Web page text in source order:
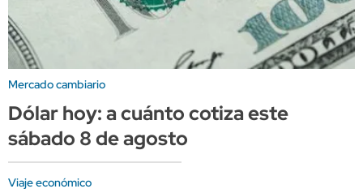
Mercado cambiario
Dólar hoy: a cuánto cotiza este
sábado 8 de agosto
Viaje económico